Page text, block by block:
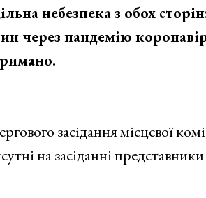
небезпека з обох
через пандемію
засідання місцевої
на засіданні представники